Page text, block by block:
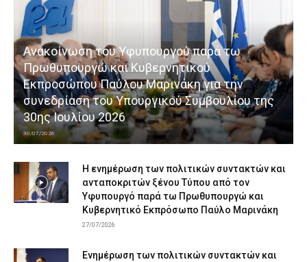
Ανακοίνωση του Υφυπουργού παρά τω
Πρωθυπουργώ και Κυβερνητικού
Εκπροσώπου Παύλου Μαρινάκη για την
συνεδρίαση του Υπουργικού Συμβουλίου της
30ης Ιουλίου 2026
30/07/2026
Η ενημέρωση των πολιτικών συντακτών και
ανταποκριτών ξένου Τύπου από τον
Υφυπουργό παρά τω Πρωθυπουργώ και
Κυβερνητικό Εκπρόσωπο Παύλο Μαρινάκη
27/07/2026
Ενημέρωση των πολιτικών συντακτών και